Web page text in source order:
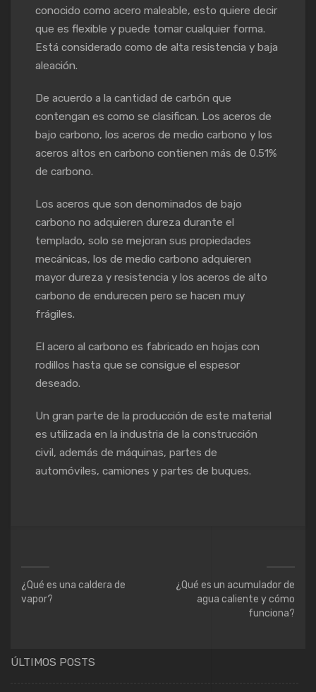
conocido como acero maleable, esto quiere decir
que es flexible y puede tomar cualquier forma.
Está considerado como de alta resistencia y baja
aleación.
De acuerdo a la cantidad de carbón que
contengan es como se clasifican. Los aceros de
bajo carbono, los aceros de medio carbono y los
aceros altos en carbono contienen más de 0.51%
de carbono.
Los aceros que son denominados de bajo
carbono no adquieren dureza durante el
templado, solo se mejoran sus propiedades
mecánicas, los de medio carbono adquieren
mayor dureza y resistencia y los aceros de alto
carbono de endurecen pero se hacen muy
frágiles.
El acero al carbono es fabricado en hojas con
rodillos hasta que se consigue el espesor
deseado.
Un gran parte de la producción de este material
es utilizada en la industria de la construcción
civil, además de máquinas, partes de
automóviles, camiones y partes de buques.
¿Qué es una caldera de
vapor?
¿Qué es un acumulador de
agua caliente y cómo
funciona?
ÚLTIMOS POSTS